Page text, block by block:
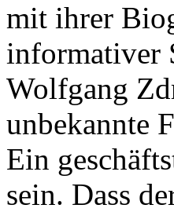
mit ihrer
informativer
Wolfgang
unbekannte
Ein
sein. Dass